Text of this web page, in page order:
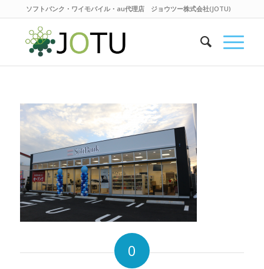
ソフトバンク・ワイモバイル・au代理店 ジョウツー株式会社(JOTU)
0